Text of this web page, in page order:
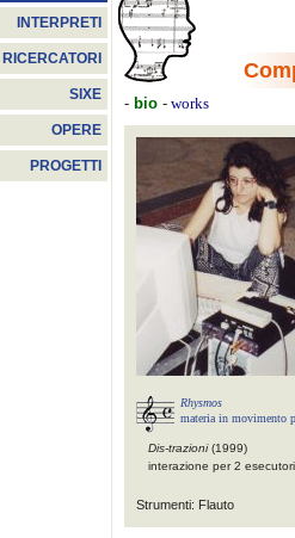
INTERPRETI
RICERCATORI
SIXE
OPERE
PROGETTI
- bio - works
Rhysmos
materia in movimento
Dis-trazioni(1999)
interazione per 2
Strumenti: Flauto